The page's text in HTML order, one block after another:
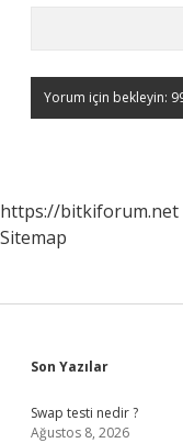
https://bitkiforum.net
Sitemap
Sidebar
Son Yazılar
Swap testi nedir ?
Ağustos 8, 2026